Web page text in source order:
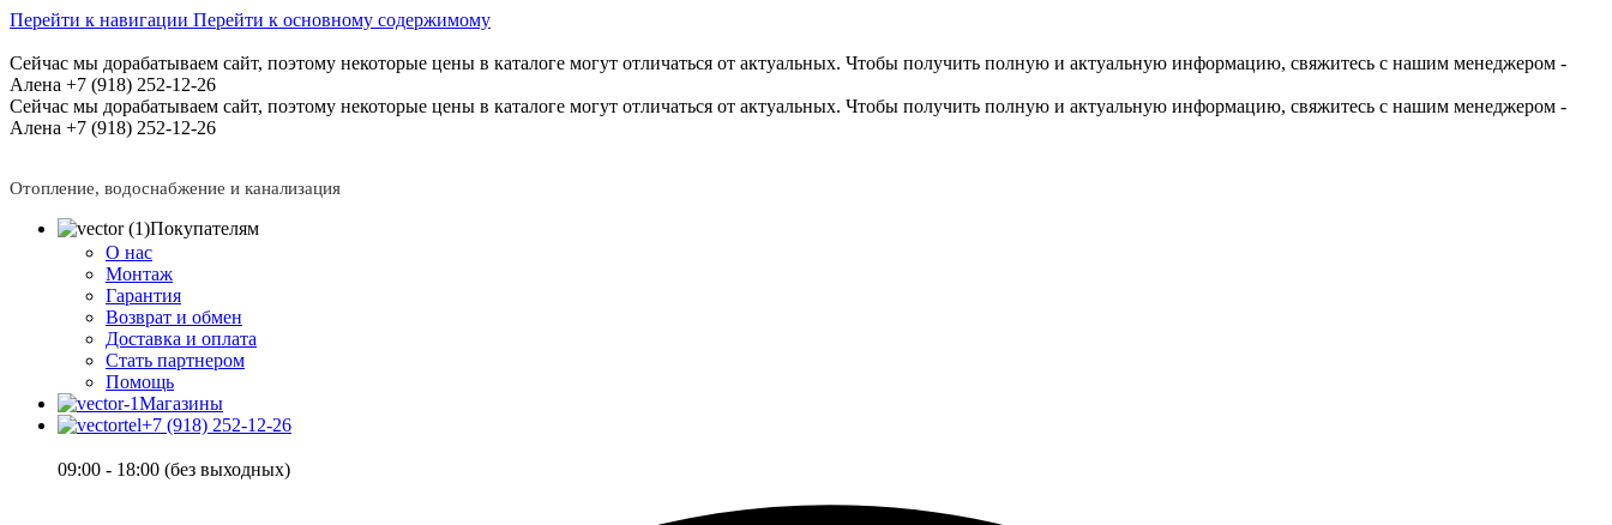
Перейти к навигации Перейти к основному содержимому
Сейчас мы дорабатываем сайт, поэтому некоторые цены в каталоге могут отличаться от актуальных. Чтобы получить полную и актуальную информацию, свяжитесь с нашим менеджером -
Алена +7 (918) 252-12-26
Сейчас мы дорабатываем сайт, поэтому некоторые цены в каталоге могут отличаться от актуальных. Чтобы получить полную и актуальную информацию, свяжитесь с нашим менеджером -
Алена +7 (918) 252-12-26
Отопление, водоснабжение и канализация
Покупателям
О нас
Монтаж
Гарантия
Возврат и обмен
Доставка и оплата
Стать партнером
Помощь
Магазины
+7 (918) 252-12-26
09:00 - 18:00 (без выходных)